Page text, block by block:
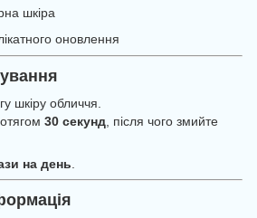
шкіра
оновлення
шкіру обличчя.
30 секунд , після чого змийте
на день